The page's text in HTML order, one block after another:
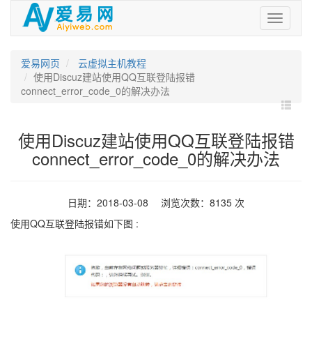
爱
易
爱易网页
云虚拟主机教程
使用Discuz建站使用QQ互联登陆报错
connect_error_code_0的解决办法
使用Discuz建站使用QQ互联登陆报错
connect_error_code_0的解决办法
日期：2018-03-08 浏览次数：8135 次
使用QQ互联登陆报错如下图 :